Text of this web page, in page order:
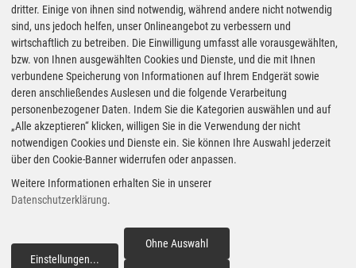
dritter. Einige von ihnen sind notwendig, während andere nicht notwendig
sind, uns jedoch helfen, unser Onlineangebot zu verbessern und
wirtschaftlich zu betreiben. Die Einwilligung umfasst alle vorausgewählten,
bzw. von Ihnen ausgewählten Cookies und Dienste, und die mit Ihnen
verbundene Speicherung von Informationen auf Ihrem Endgerät sowie
deren anschließendes Auslesen und die folgende Verarbeitung
personenbezogener Daten. Indem Sie die Kategorien auswählen und auf
„Alle akzeptieren“ klicken, willigen Sie in die Verwendung der nicht
notwendigen Cookies und Dienste ein. Sie können Ihre Auswahl jederzeit
über den Cookie-Banner widerrufen oder anpassen.
Weitere Informationen erhalten Sie in unserer
Datenschutzerklärung.
Einstellungen...
Ohne Auswahl